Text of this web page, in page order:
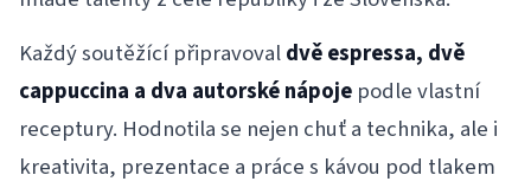
Každý soutěžící připravovaldvě espressa, dvě
cappuccina a dva autorské nápoje podle vlastní
receptury. Hodnotila se nejen chuť a technika, ale i
kreativita, prezentace a práce s kávou pod tlakem